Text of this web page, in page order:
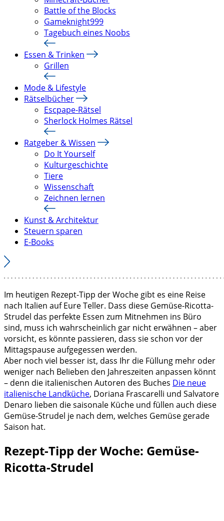
Battle of the Blocks
Gameknight999
Tagebuch eines Noobs
Essen & Trinken
Grillen
Mode & Lifestyle
Rätselbücher
Escpape-Rätsel
Sherlock Holmes Rätsel
Ratgeber & Wissen
Do It Yourself
Kulturgeschichte
Tiere
Wissenschaft
Zeichnen lernen
Kunst & Architektur
Steuern sparen
E-Books
Im heutigen Rezept-Tipp der Woche gibt es eine Reise
nach Italien auf Eure Teller. Dass diese Gemüse-Ricotta-
Strudel das perfekte Essen zum Mitnehmen ins Büro
sind, muss ich wahrscheinlich gar nicht erwähnen – aber
vorsicht, es könnte passieren, dass sie schon vor der
Mittagspause aufgegessen werden.
Aber noch viel besser ist, dass Ihr die Füllung mehr oder
weniger nach Belieben den Jahreszeiten anpassen könnt
– denn die italienischen Autoren des Buches Die neue
italienische Landküche, Doriana Frascarelli und Salvatore
Denaro lieben die saisonale Küche und füllen auch diese
Gemüse-Strudel je nach dem, welches Gemüse gerade
Saison hat.
Rezept-Tipp der Woche: Gemüse-
Ricotta-Strudel